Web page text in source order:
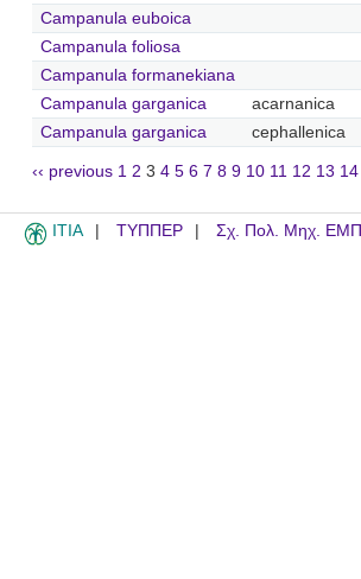
Campanula euboica
Campanula foliosa
Campanula formanekiana
Campanula garganica
acarnanica
Campanula garganica
cephallenica
‹‹ previous 1 2 3 4 5 6 7 8 9 10 11 12 13 14
ITIA ΤΥΠΠΕΡ Σχ. Πολ. Μηχ. ΕΜΠ